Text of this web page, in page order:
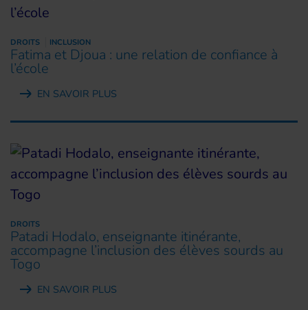
DROITS INCLUSION
Fatima et Djoua : une relation de confiance à
l’école
EN SAVOIR PLUS
DROITS
Patadi Hodalo, enseignante itinérante,
accompagne l’inclusion des élèves sourds au
Togo
EN SAVOIR PLUS